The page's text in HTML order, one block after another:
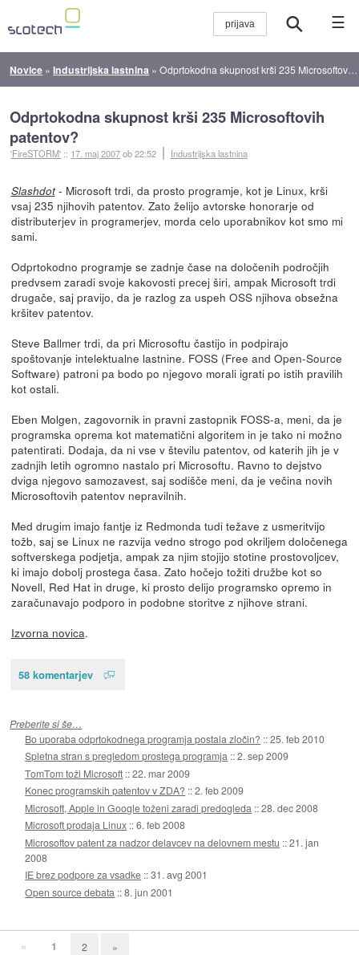
☰
Novice »Industrijska lastnina »Odprtokodna skupnost krši 235 Microsoftovih patentov?
Odprtokodna skupnost krši 235 Microsoftovih
patentov?
'FireSTORM' :: 17. maj 2007ob 22:52 Industrijska lastnina
Slashdot- Microsoft trdi, da prosto programje, kot je Linux, krši
vsaj 235 njihovih patentov. Zato želijo avtorske honorarje od
distributerjev in programerjev, morda celo uporabnikov kot smo mi
sami.
Odprtokodno programje se zadnje čase na določenih področjih
predvsem zaradi svoje kakovosti precej širi, ampak Microsoft trdi
drugače, saj pravijo, da je razlog za uspeh OSS njihova obsežna
kršitev patentov.
Steve Ballmer trdi, da pri Microsoftu častijo in podpirajo
spoštovanje intelektualne lastnine. FOSS (Free and Open-Source
Software) patroni pa bodo po njegovo morali igrati po istih pravilih
kot ostali.
Eben Molgen, zagovornik in pravni zastopnik FOSS-a, meni, da je
programska oprema kot matematični algoritem in je tako ni možno
patentirati. Dodaja, da ni vse v številu patentov, od katerih jih je v
zadnjih letih ogromno nastalo pri Microsoftu. Ravno to dejstvo
dviga njegovo samozavest, saj sodišče meni, da je večina novih
Microsoftovih patentov nepravilnih.
Med drugim imajo fantje iz Redmonda tudi težave z usmeritvijo
tožb, saj se Linux ne razvija vedno strogo pod okriljem določenega
softverskega podjetja, ampak za njim stojijo stotine prostovoljcev,
ki imajo dobolj prostega časa. Zato hočejo tožiti družbe kot so
Novell, Red Hat in druge, ki prosto delijo programsko opremo in
zaračunavajo podporo in podobne storitve z njihove strani.
Izvorna novica.
58 komentarjev
Preberite si še…
Bo uporaba odprtokodnega programja postala zločin? ::25. feb 2010
Spletna stran s pregledom prostega programja ::2. sep 2009
TomTom toži Microsoft ::22. mar 2009
Konec programskih patentov v ZDA? ::2. feb 2009
Microsoft, Apple in Google toženi zaradi predogleda ::28. dec 2008
Microsoft prodaja Linux ::6. feb 2008
Microsoftov patent za nadzor delavcev na delovnem mestu ::21. jan
2008
IE brez podpore za vsadke ::31. avg 2001
Open source debata ::8. jun 2001
« 1 2 »